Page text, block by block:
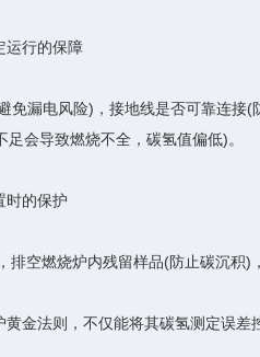
行的保障
漏电风险)，接地线是否可靠连接(
会导致燃烧不全，碳氢值偏低)。
的保护
燃烧炉内残留样品(防止碳沉积)
法则，不仅能将其碳氢测定误差